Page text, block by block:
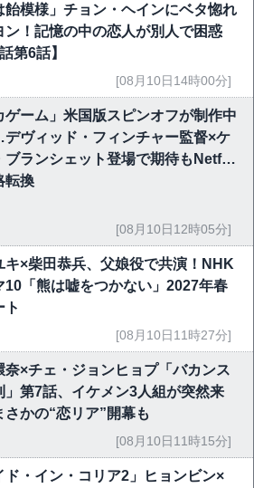
飴模様」チョン・ヘインにベタ惚れ
ン！記憶の中の恋人が別人で困惑
第6話】
[08月10日14時00分]
ゲーム」米国版スピンオフが制作中
ヴィッド・フィンチャー監督×ケ
ブランシェット登場で期待もNetflix
転換
[08月10日12時05分]
キ×柴田恭兵、父娘役で共演！NHK
10「熊は嘘をつかない」2027年春
ト
[08月10日11時27分]
奈×チェ・ジョンヒョプ「バカンス
」第7話、イケメン3人組が突然来
さかの“恋リア”開幕も
[08月10日11時15分]
ド・イン・コリア2」ヒョンビン×